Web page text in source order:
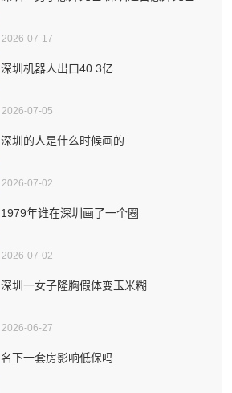
2026-07-17
深圳机器人出口40.3亿
2026-07-05
深圳的人是什么时候画的
2026-07-02
1979年谁在深圳画了一个圈
2026-07-02
深圳一女子隆胸假体变玉米糊
2026-06-27
名下一套房影响低保吗